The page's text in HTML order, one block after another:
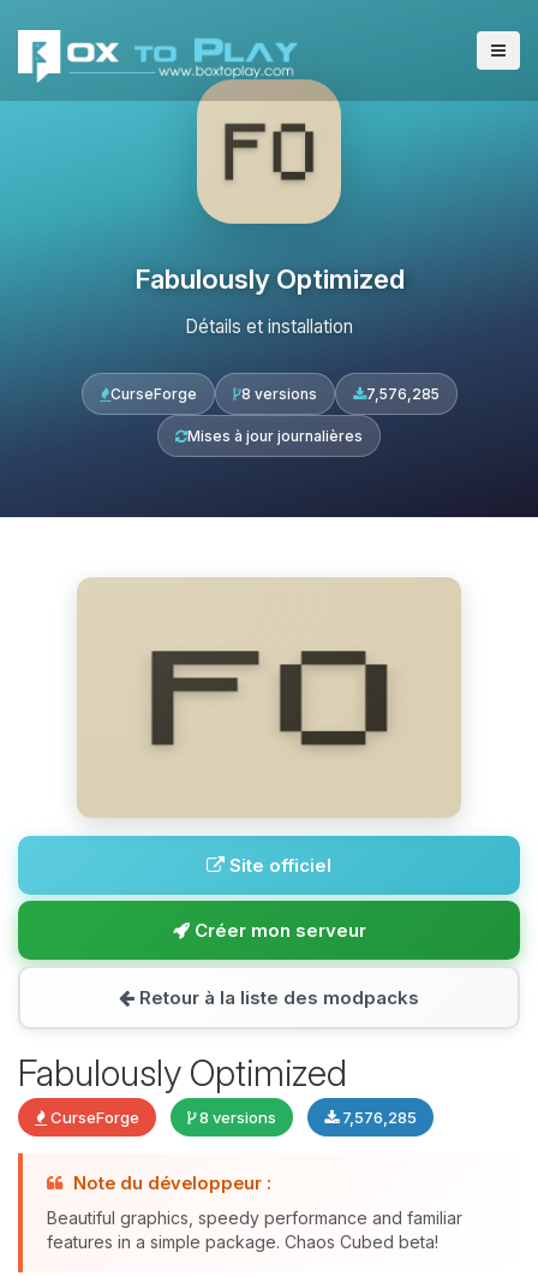
Fabulously Optimized
Détails et installation
CurseForge 8 versions 7,576,285
Mises à jour journalières
Site officiel
Créer mon serveur
Retour à la liste des modpacks
Fabulously Optimized
CurseForge 8 versions 7,576,285
Note du développeur :
Beautiful graphics, speedy performance and familiar
features in a simple package. Chaos Cubed beta!